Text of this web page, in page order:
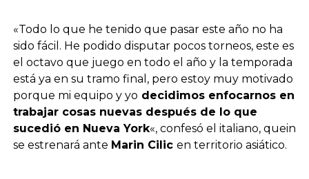
«Todo lo que he tenido que pasar este año no ha
sido fácil. He podido disputar pocos torneos, este es
el octavo que juego en todo el año y la temporada
está ya en su tramo final, pero estoy muy motivado
porque mi equipo y yo decidimos enfocarnos en
trabajar cosas nuevas después de lo que
sucedió en Nueva York«, confesó el italiano, quein
se estrenará ante Marin Cilic en territorio asiático.